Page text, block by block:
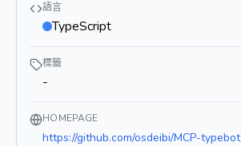
語言
TypeScript
標籤
-
HOMEPAGE
https://github.com/osdeibi/MCP-typebot